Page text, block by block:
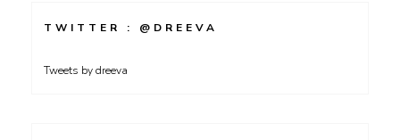
TWITTER : @DREEVA
Tweets by dreeva